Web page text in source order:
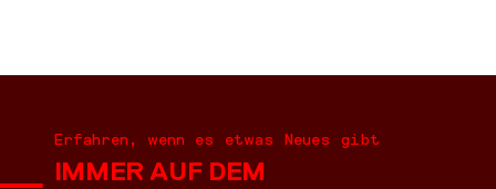
Erfahren, wenn es etwas Neues gibt
IMMER AUF DEM